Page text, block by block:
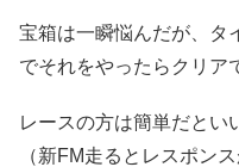
宝箱は一瞬悩んだが、タ
でそれをやったらクリア
レースの方は簡単だとい
（新FM走るとレスポン